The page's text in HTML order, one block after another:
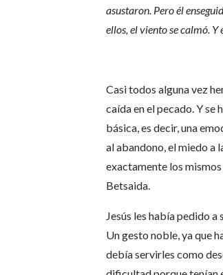
asustaron. Pero él
ellos, el viento se calmó.
Casi todos alguna vez
caída en el pecado. Y
básica, es decir, una
al abandono, el miedo a
exactamente los
Betsaida.
Jesús les había pedido
Un gesto noble, ya que
debía servirles como